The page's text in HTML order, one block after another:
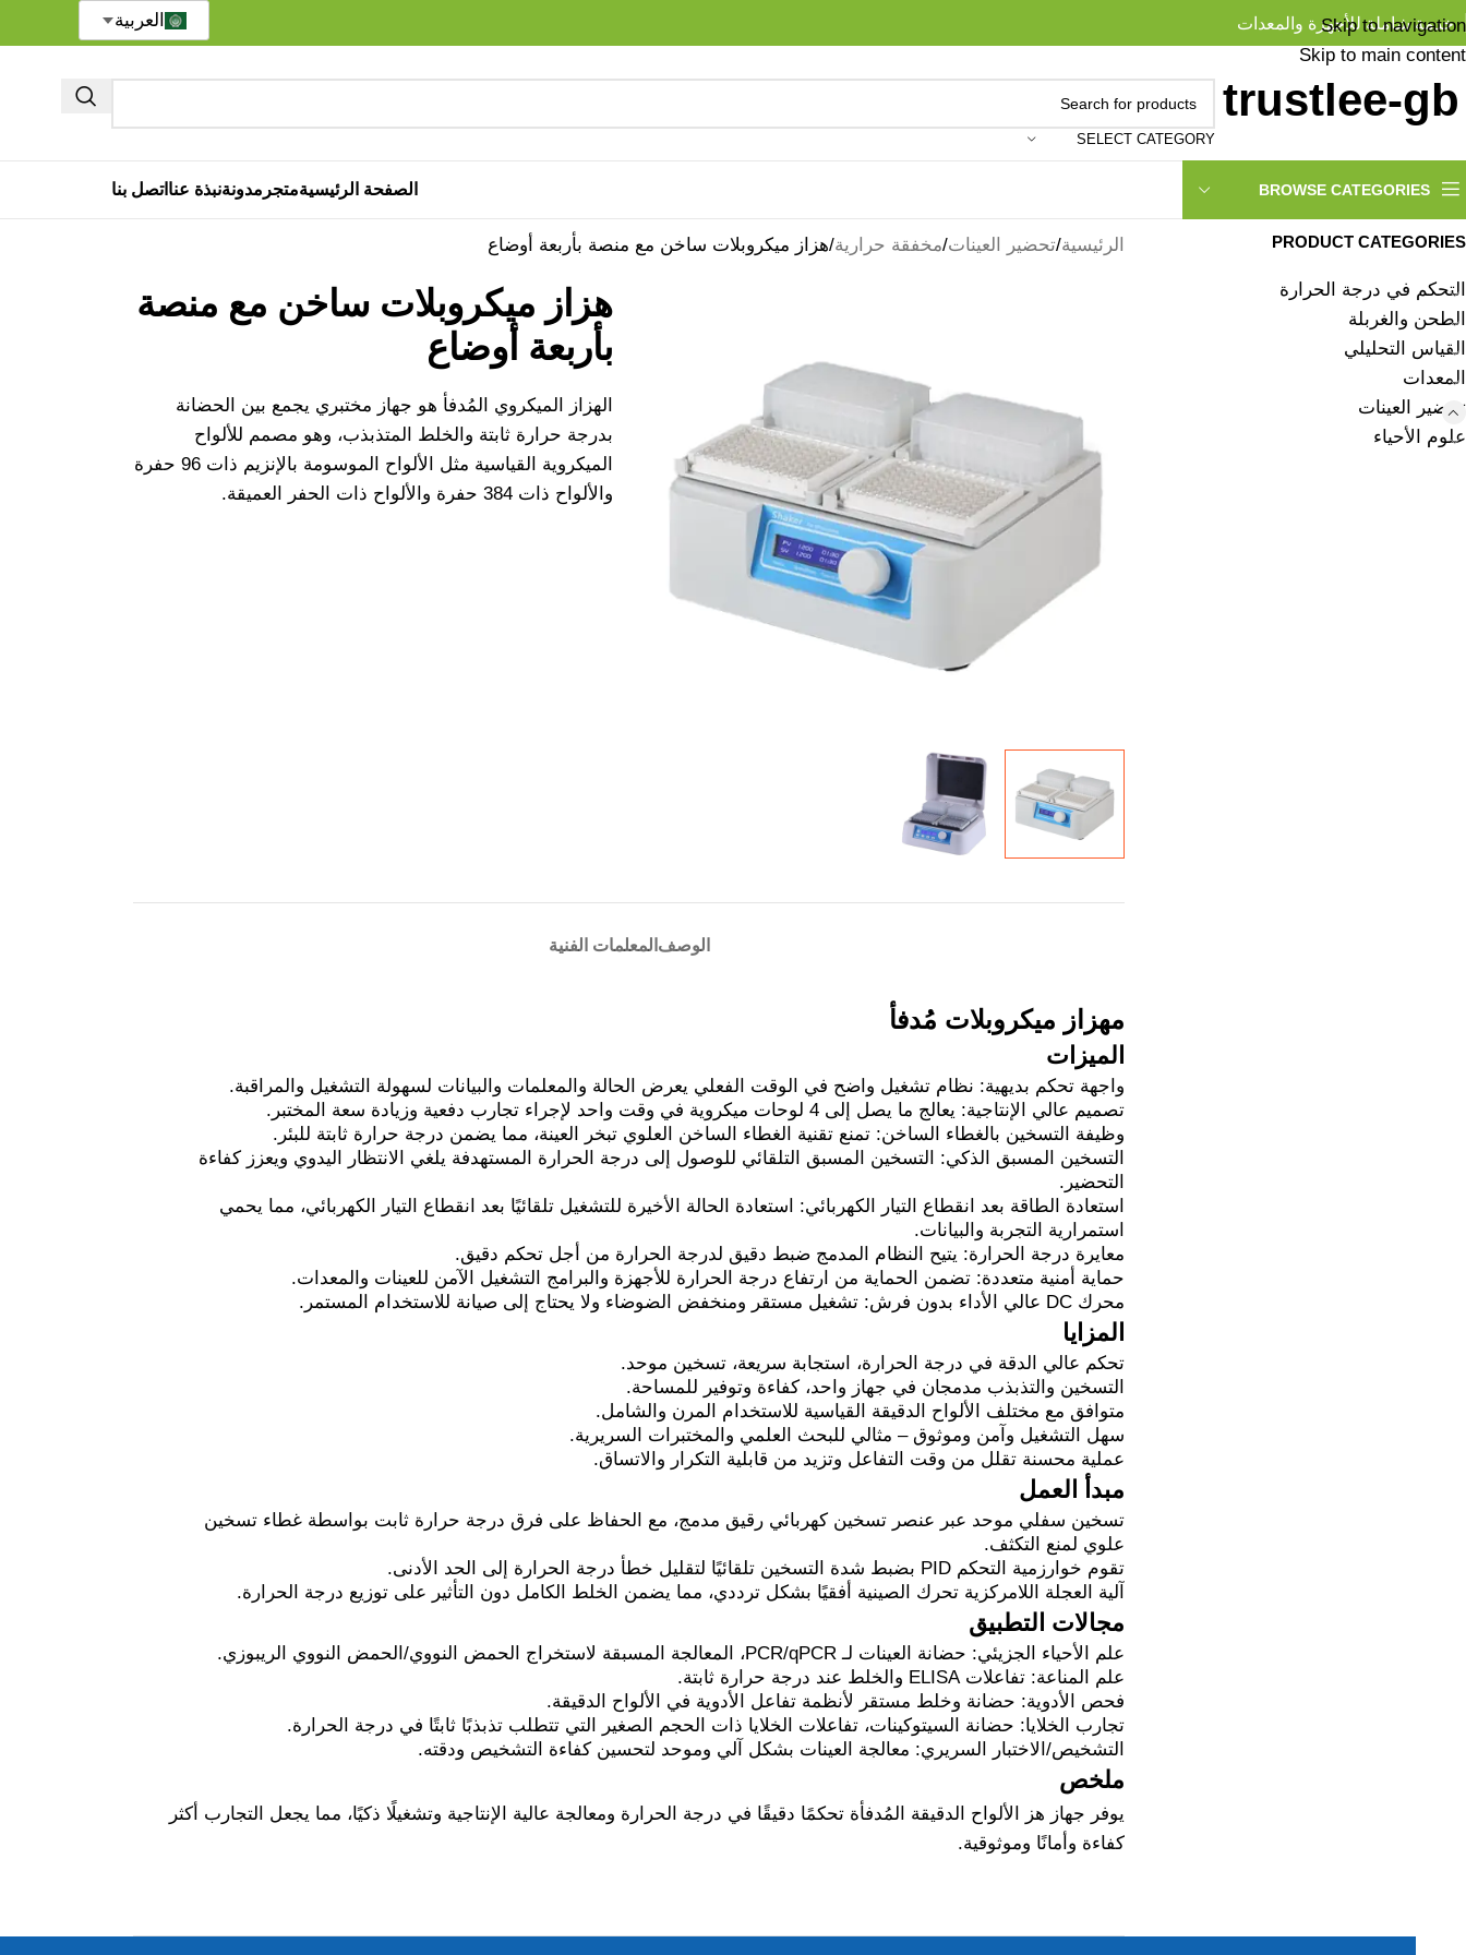
Skip to navigation
Skip to main content
خدمة شاملة للأجهزة والمعدات
SELECT CATEGORY
BROWSE CATEGORIES الصفحة الرئيسيةمتجر مدونةنبذة عنا اتصل بنا
العربية
PRODUCT CATEGORIES
التحكم في درجة الحرارة
الطحن والغربلة
القياس التحليلي
المعدات
تحضير العينات
علوم الأحياء
الرئيسية تحضير العينات مخفقة حرارية هزاز ميكروبلات ساخن مع منصة بأربعة أوضاع
هزاز ميكروبلات ساخن مع منصة
بأربعة أوضاع
الهزاز الميكروي المُدفأ هو جهاز مختبري يجمع بين الحضانة
بدرجة حرارة ثابتة والخلط المتذبذب، وهو مصمم للألواح
الميكروية القياسية مثل الألواح الموسومة بالإنزيم ذات 96 حفرة
والألواح ذات 384 حفرة والألواح ذات الحفر العميقة.
الوصف المعلمات الفنية
مهزاز ميكروبلات مُدفأ
الميزات
واجهة تحكم بديهية: نظام تشغيل واضح في الوقت الفعلي يعرض الحالة والمعلمات والبيانات لسهولة التشغيل والمراقبة.
تصميم عالي الإنتاجية: يعالج ما يصل إلى 4 لوحات ميكروية في وقت واحد لإجراء تجارب دفعية وزيادة سعة المختبر.
وظيفة التسخين بالغطاء الساخن: تمنع تقنية الغطاء الساخن العلوي تبخر العينة، مما يضمن درجة حرارة ثابتة للبئر.
التسخين المسبق الذكي: التسخين المسبق التلقائي للوصول إلى درجة الحرارة المستهدفة يلغي الانتظار اليدوي ويعزز كفاءة
التحضير.
استعادة الطاقة بعد انقطاع التيار الكهربائي: استعادة الحالة الأخيرة للتشغيل تلقائيًا بعد انقطاع التيار الكهربائي، مما يحمي
استمرارية التجربة والبيانات.
معايرة درجة الحرارة: يتيح النظام المدمج ضبط دقيق لدرجة الحرارة من أجل تحكم دقيق.
حماية أمنية متعددة: تضمن الحماية من ارتفاع درجة الحرارة للأجهزة والبرامج التشغيل الآمن للعينات والمعدات.
محرك DC عالي الأداء بدون فرش: تشغيل مستقر ومنخفض الضوضاء ولا يحتاج إلى صيانة للاستخدام المستمر.
المزايا
تحكم عالي الدقة في درجة الحرارة، استجابة سريعة، تسخين موحد.
التسخين والتذبذب مدمجان في جهاز واحد، كفاءة وتوفير للمساحة.
متوافق مع مختلف الألواح الدقيقة القياسية للاستخدام المرن والشامل.
سهل التشغيل وآمن وموثوق – مثالي للبحث العلمي والمختبرات السريرية.
عملية محسنة تقلل من وقت التفاعل وتزيد من قابلية التكرار والاتساق.
مبدأ العمل
تسخين سفلي موحد عبر عنصر تسخين كهربائي رقيق مدمج، مع الحفاظ على فرق درجة حرارة ثابت بواسطة غطاء تسخين
علوي لمنع التكثف.
تقوم خوارزمية التحكم PID بضبط شدة التسخين تلقائيًا لتقليل خطأ درجة الحرارة إلى الحد الأدنى.
آلية العجلة اللامركزية تحرك الصينية أفقيًا بشكل ترددي، مما يضمن الخلط الكامل دون التأثير على توزيع درجة الحرارة.
مجالات التطبيق
علم الأحياء الجزيئي: حضانة العينات لـ PCR/qPCR، المعالجة المسبقة لاستخراج الحمض النووي/الحمض النووي الريبوزي.
علم المناعة: تفاعلات ELISA والخلط عند درجة حرارة ثابتة.
فحص الأدوية: حضانة وخلط مستقر لأنظمة تفاعل الأدوية في الألواح الدقيقة.
تجارب الخلايا: حضانة السيتوكينات، تفاعلات الخلايا ذات الحجم الصغير التي تتطلب تذبذبًا ثابتًا في درجة الحرارة.
التشخيص/الاختبار السريري: معالجة العينات بشكل آلي وموحد لتحسين كفاءة التشخيص ودقته.
ملخص
يوفر جهاز هز الألواح الدقيقة المُدفأة تحكمًا دقيقًا في درجة الحرارة ومعالجة عالية الإنتاجية وتشغيلًا ذكيًا، مما يجعل التجارب أكثر
كفاءة وأمانًا وموثوقية.